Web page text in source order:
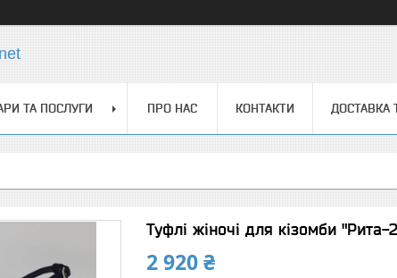
ТА ПОСЛУГИ ПРО НАС КОНТАКТИ ДОСТАВКА
Туфлі жіночі для кізомби
2 920 ₴